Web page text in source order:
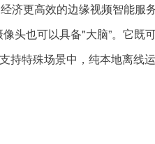
更高效的边缘视频智能服
头也可以具备"大脑”。它既
持特殊场景中，纯本地离线